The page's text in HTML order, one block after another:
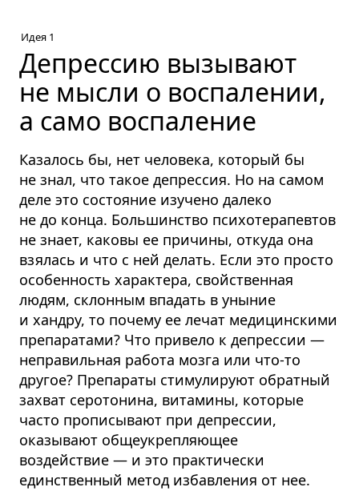
Идея 1
Депрессию вызывают
не мысли о воспалении,
а само воспаление
Казалось бы, нет человека, который бы
не знал, что такое депрессия. Но на самом
деле это состояние изучено далеко
не до конца. Большинство психотерапевтов
не знает, каковы ее причины, откуда она
взялась и что с ней делать. Если это просто
особенность характера, свойственная
людям, склонным впадать в уныние
и хандру, то почему ее лечат медицинскими
препаратами? Что привело к депрессии —
неправильная работа мозга или что-то
другое? Препараты стимулируют обратный
захват серотонина, витамины, которые
часто прописывают при депрессии,
оказывают общеукрепляющее
воздействие — и это практически
единственный метод избавления от нее.